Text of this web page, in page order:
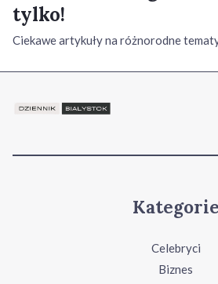
tylko!
Ciekawe artykuły na różnorodne
Kategorie
Celebryci
Biznes